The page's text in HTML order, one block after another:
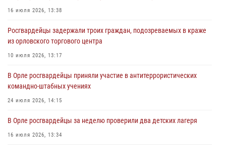
Жительница Мценска сдала в Росгвардию незарегистрированное
31 июля 2026, 13:16
16 июля 2026, 13:38
Росгвардейцы задержали троих граждан, подозреваемых в краже
из орловского торгового центра
10 июля 2026, 13:17
В Орле росгвардейцы приняли участие в антитеррористических
командно-штабных учениях
24 июля 2026, 14:15
В Орле росгвардейцы за неделю проверили два детских лагеря
16 июля 2026, 13:34